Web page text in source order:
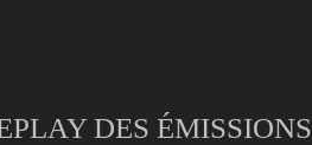
DES ÉMISSIONS